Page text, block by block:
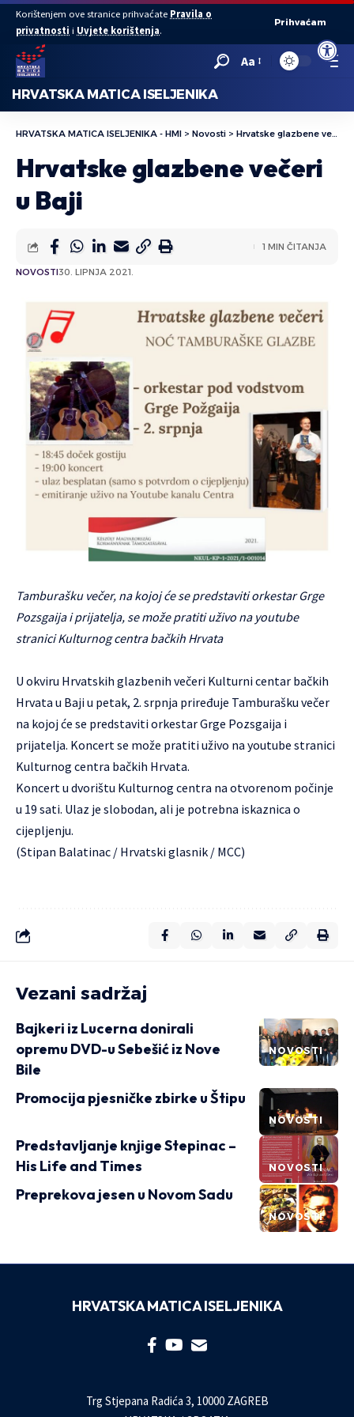
Open
Korištenjem ove stranice prihvaćate Pravila o
privatnosti i Uvjete korištenja.
Prihvaćam
Aa
HRVATSKA MATICA ISELJENIKA
HRVATSKA MATICA ISELJENIKA - HMI > Novosti > Hrvatske glazbene večeri u Baji
Hrvatske glazbene večeri
u Baji
NOVOSTI30. LIPNJA 2021.
1 MIN ČITANJA
Tamburašku večer, na kojoj će se predstaviti orkestar Grge
Pozsgaija i prijatelja, se može pratiti uživo na youtube
stranici Kulturnog centra bačkih Hrvata
U okviru Hrvatskih glazbenih večeri Kulturni centar bačkih
Hrvata u Baji u petak, 2. srpnja priređuje Tamburašku večer
na kojoj će se predstaviti orkestar Grge Pozsgaija i
prijatelja. Koncert se može pratiti uživo na youtube stranici
Kulturnog centra bačkih Hrvata.
Koncert u dvorištu Kulturnog centra na otvorenom počinje
u 19 sati. Ulaz je slobodan, ali je potrebna iskaznica o
cijepljenju.
(Stipan Balatinac / Hrvatski glasnik / MCC)
Vezani sadržaj
NOVOSTI
Bajkeri iz Lucerna donirali
opremu DVD-u Sebešić iz Nove
Bile
NOVOSTI
Promocija pjesničke zbirke u Štipu
NOVOSTI
Predstavljanje knjige Stepinac –
His Life and Times
NOVOSTI
Preprekova jesen u Novom Sadu
HRVATSKA MATICA ISELJENIKA
Trg Stjepana Radića 3, 10000 ZAGREB